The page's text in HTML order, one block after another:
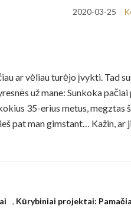
2020-03-25
ar vėliau turėjo įvykti. Tad
už mane: Sunkoka
35-erius metus, megztas
pat man gimstant… Kažin, ar
, Kūrybiniai projektai: